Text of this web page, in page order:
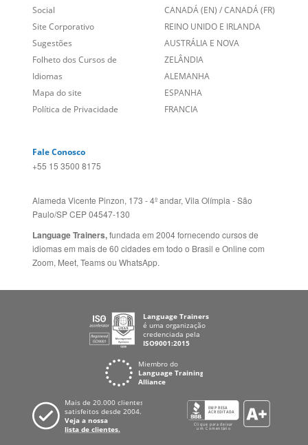
Blog
Social
Site Corporativo
Sugestões
Folheto dos Cursos de
Idiomas
Mapa do site
ESTADOS UNIDOS (ES)
CANADÁ (EN) / CANADÁ (FR)
REINO UNIDO E IRLANDA
AUSTRÁLIA E NOVA
ZELÂNDIA
ALEMANHA
ESPANHA
Fale Conosco
Alameda Vicente Pinzon, 173 - 4º andar, Vila Olímpia - São
Paulo/SP CEP 04547-130
Language Trainers, fundada em 2004 fornecendo cursos de
idiomas em mais de 60 cidades em todo o Brasil e Online com